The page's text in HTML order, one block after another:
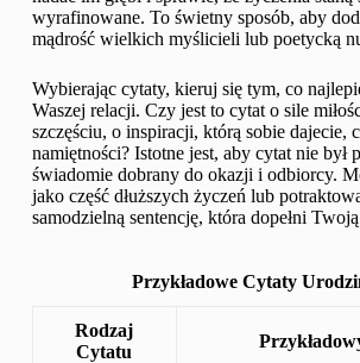
wyrafinowane. To świetny sposób, aby
mądrość wielkich myślicieli lub poetycką
Wybierając cytaty, kieruj się tym, co
Waszej relacji. Czy jest to cytat o sile
szczęściu, o inspiracji, którą sobie dajecie,
namiętności? Istotne jest, aby cytat nie był
świadomie dobrany do okazji i odbiorcy.
jako część dłuższych życzeń lub
samodzielną sentencję, która dopełni
Przykładowe Cytaty
Rodzaj
Cytatu